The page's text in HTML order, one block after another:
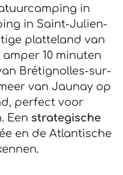
in
in Saint-Julien-
platteland van
10 minuten
Brétignolles-sur-
van Jaunay op
perfect voor
Een strategische
en de Atlantische